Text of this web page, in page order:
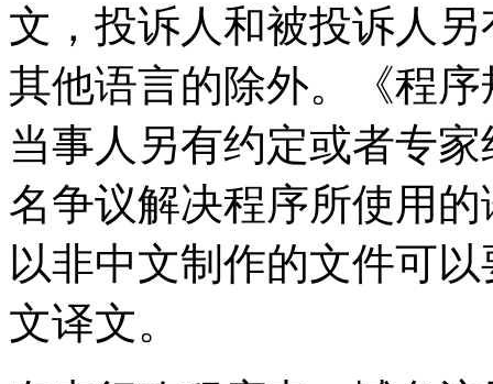
文，投诉人和被投诉人
其他语言的除外。《程
当事人另有约定或者专
名争议解决程序所使用
以非中文制作的文件可
文译文。